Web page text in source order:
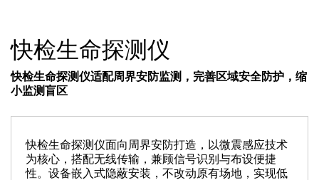
快检生命探测仪
快检生命探测仪适配周界安防监测，完善区域安全防护，缩
小监测盲区
快检生命探测仪面向周界安防打造，以微震感应技术
为核心，搭配无线传输，兼顾信号识别与布设便捷
性。设备嵌入式隐蔽安装，不改动原有场地，实现低